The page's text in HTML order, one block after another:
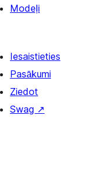
Modeļi
Iesaistieties
Pasākumi
Ziedot
Swag ↗